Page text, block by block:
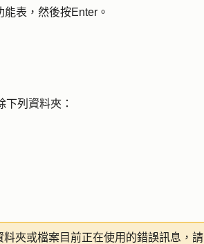
能表，然後按Enter 。
下列資料夾：
夾或檔案目前正在使用的錯誤訊息，請